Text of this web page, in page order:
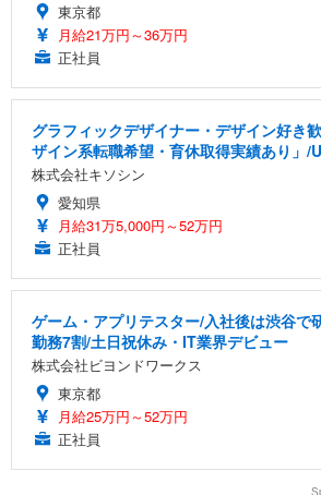
東京都
月給21万円～36万円
正社員
グラフィックデザイナー・デザイン好き
ザイン系転職希望・育休取得実績あり」/
株式会社キソシン
愛知県
月給31万5,000円～52万円
正社員
ゲーム・アプリテスター/入社後は渋谷で
勤務7割/土日祝休み・IT業界デビュー
株式会社ビヨンドワークス
東京都
月給25万円～52万円
正社員